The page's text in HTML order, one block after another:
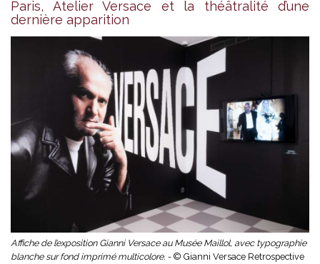
Paris, Atelier Versace et la théâtralité d’une
dernière apparition
Affiche de l’exposition Gianni Versace au Musée Maillol, avec typographie
blanche sur fond imprimé multicolore. - © Gianni Versace Retrospective